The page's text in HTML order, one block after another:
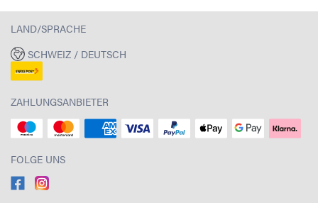
LAND/SPRACHE
SCHWEIZ / DEUTSCH
ZAHLUNGSANBIETER
FOLGE UNS